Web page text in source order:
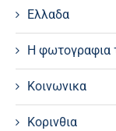
Ελλαδα
Η φωτογραφια
Κοινωνικα
Κορινθια